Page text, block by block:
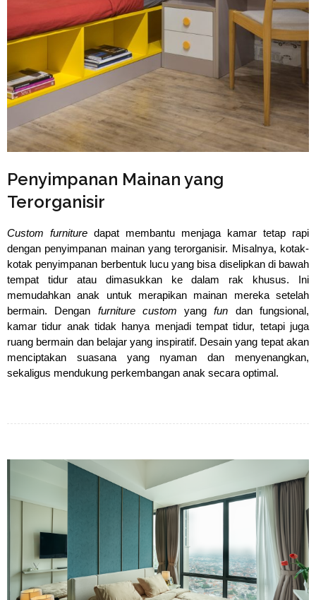
Penyimpanan Mainan yang
Terorganisir
Custom furniture dapat membantu menjaga kamar tetap rapi
dengan penyimpanan mainan yang terorganisir. Misalnya, kotak-
kotak penyimpanan berbentuk lucu yang bisa diselipkan di bawah
tempat tidur atau dimasukkan ke dalam rak khusus. Ini
memudahkan anak untuk merapikan mainan mereka setelah
bermain. Dengan furniture custom yang fun dan fungsional,
kamar tidur anak tidak hanya menjadi tempat tidur, tetapi juga
ruang bermain dan belajar yang inspiratif. Desain yang tepat akan
menciptakan suasana yang nyaman dan menyenangkan,
sekaligus mendukung perkembangan anak secara optimal.